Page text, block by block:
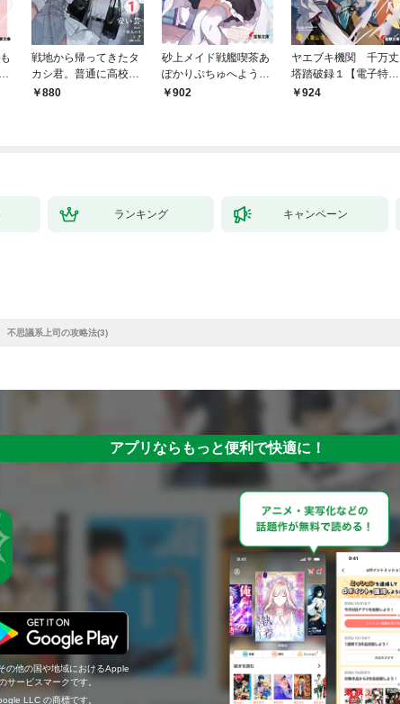
戦地から帰ってきたタ
カシ君。普通に高校生
活を送りたい【電子版
880
砂上メイド戦艦喫茶あ
ぽかりぷちゅへようこ
そ902
ヤエブキ機関 千万丈
塔踏破録１【電子特別
版】924
ランキング キャンペーン
不思議系上司の攻略法(3)
アプリならもっと便利で快適に！
の他の国や地域におけるApple
ービスマークです。
LLC の商標です。